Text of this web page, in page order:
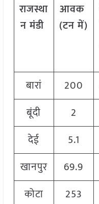
राजस्था
न मंडी
आवक
(टन में)
बारां 200
बूंदी
2
देई
5.1
खानपुर
69.9
कोटा
253